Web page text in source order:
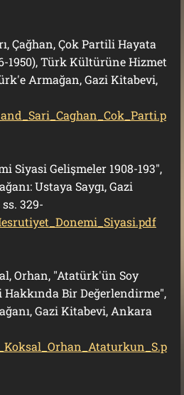
Çağhan, Çok Partili Hayata
1950), Türk Kültürüne Hizmet
Armağan, Gazi Kitabevi,
Siyasi Gelişmeler 1908-193",
Ustaya Saygı, Gazi
329-
Orhan, "Atatürk'ün Soy
Hakkında Bir Değerlendirme",
Gazi Kitabevi, Ankara